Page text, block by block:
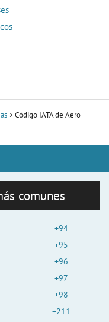
Código IATA de Aero
comunes
+94
+95
+96
+97
+98
+211